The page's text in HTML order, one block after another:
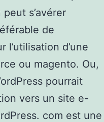
s’avérer
de
d’une
ou magento. Ou,
pourrait
vers un site e-
com est une